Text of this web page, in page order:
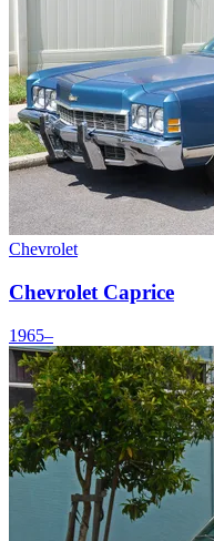
Chevrolet
Chevrolet Caprice
1965–